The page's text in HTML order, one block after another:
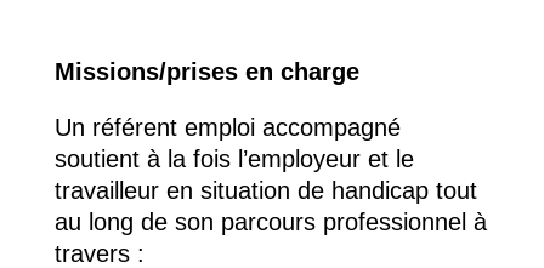
Missions/prises en charge
Un référent emploi accompagné
soutient à la fois l’employeur et le
travailleur en situation de handicap tout
au long de son parcours professionnel à
travers :